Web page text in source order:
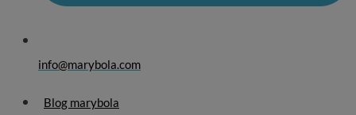
info@marybola.com
Blog marybola